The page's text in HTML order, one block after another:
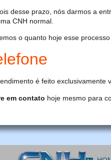
desse prazo, nós darmos a
CNH normal.
o quanto hoje esse
é feito exclusivamente
em contato hoje mesmo para